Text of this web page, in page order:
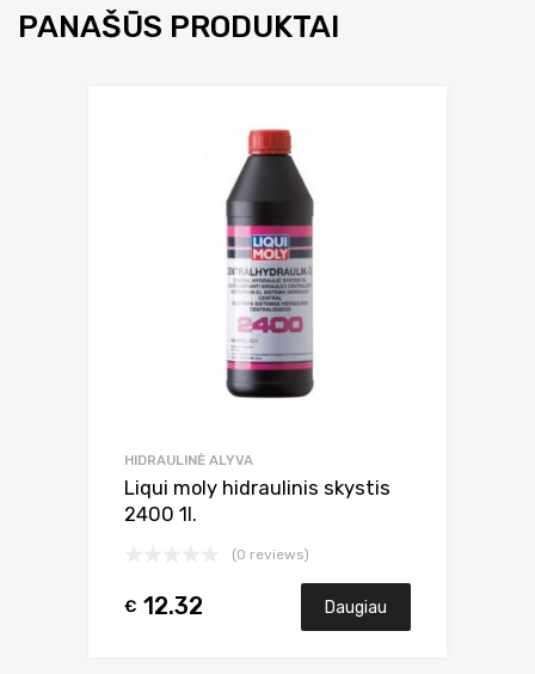
PANAŠŪS PRODUKTAI
HIDRAULINĖ ALYVA
Liqui moly hidraulinis skystis
2400 1l.
(0 reviews)
€ 12.32 Daugiau